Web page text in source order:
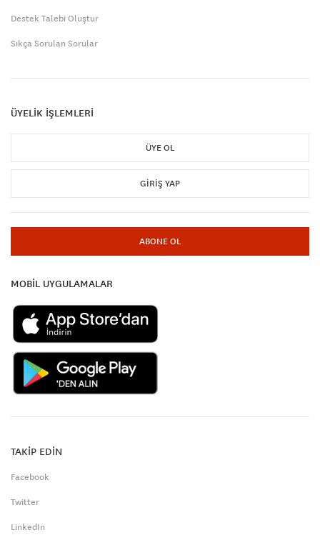
Destek Talebi Oluştur
Sıkça Sorulan Sorular
ÜYELİK İŞLEMLERİ
ÜYE OL
GIRIŞ YAP
ABONE OL
MOBİL UYGULAMALAR
TAKİP EDİN
Facebook
Twitter
LinkedIn